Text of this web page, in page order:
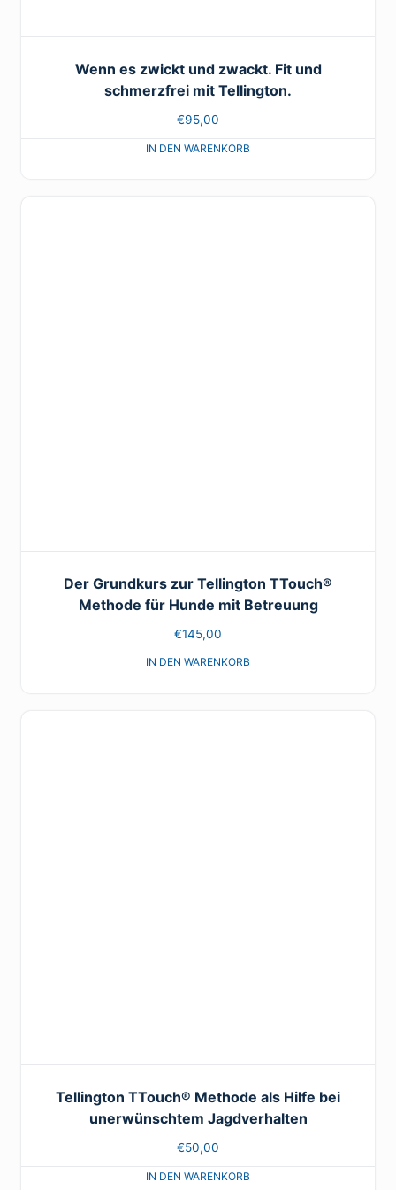
Wenn es zwickt und zwackt. Fit und
schmerzfrei mit Tellington.
€95,00
Der Grundkurs zur Tellington TTouch®
Methode für Hunde mit Betreuung
€145,00
Tellington TTouch® Methode als Hilfe bei
unerwünschtem Jagdverhalten
€50,00